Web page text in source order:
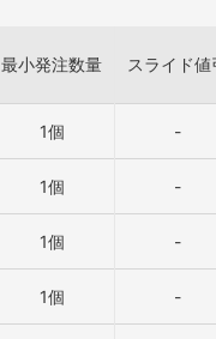
最小発注数量 スライド値
1個 -
1個 -
1個 -
1個 -